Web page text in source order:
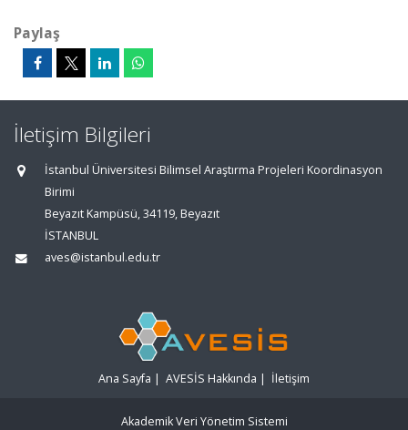
Paylaş
İletişim Bilgileri
İstanbul Üniversitesi Bilimsel Araştırma Projeleri Koordinasyon
Birimi
Beyazıt Kampüsü, 34119, Beyazıt
İSTANBUL
aves@istanbul.edu.tr
Ana Sayfa | AVESİS Hakkında | İletişim
Akademik Veri Yönetim Sistemi